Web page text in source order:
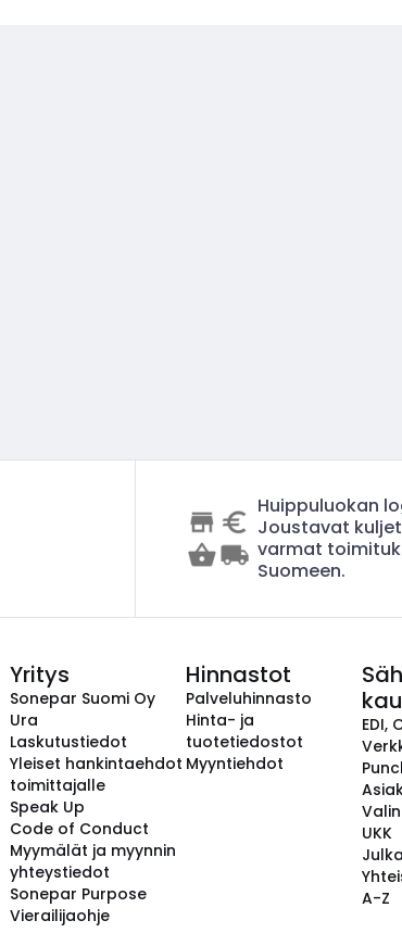
Huippuluokan
Joustavat
varmat
Suomeen.
Yritys
Sonepar Suomi Oy
Ura
Laskutustiedot
Yleiset hankintaehdot
toimittajalle
Speak Up
Code of Conduct
Myymälät ja myynnin
yhteystiedot
Sonepar Purpose
Vierailijaohje
Hinnastot
Palveluhinnasto
Hinta- ja
tuotetiedostot
Myyntiehdot
EDI,
UKK
A-Z